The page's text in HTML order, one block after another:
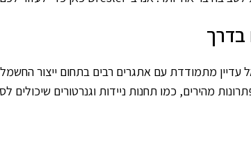
בדרך
מתמודדת עם אתגרים רבים בתחום ייצור
מהירים, כמו תחנות ניידות וגנרטורים שיכולים